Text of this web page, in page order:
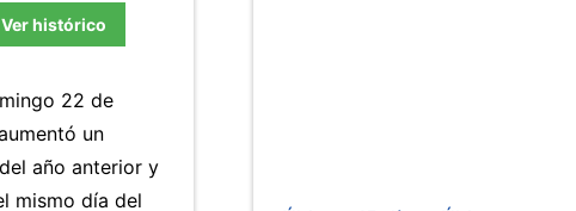
Ver histórico
22 de
un
año anterior y
mismo día del